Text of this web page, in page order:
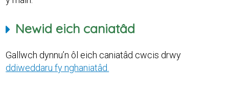
Newid eich caniatâd
Gallwch dynnu’n ôl eich caniatâd cwcis drwy
ddiweddaru fy nghaniatâd.